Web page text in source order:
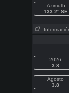
Azimuth
133.2° SE
2026
3.8
Agosto
3.8